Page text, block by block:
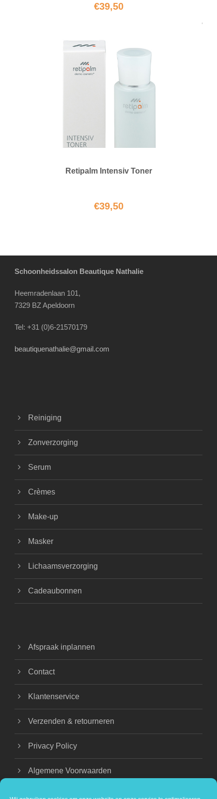
€39,50
Retipalm Intensiv Toner
€39,50
Schoonheidssalon Beautique Nathalie
Heemradenlaan 101,
7329 BZ Apeldoorn
Tel: +31 (0)6-21570179
beautiquenathalie@gmail.com
Reiniging
Zonverzorging
Serum
Crèmes
Make-up
Masker
Lichaamsverzorging
Cadeaubonnen
Afspraak inplannen
Contact
Klantenservice
Verzenden & retourneren
Privacy Policy
Algemene Voorwaarden